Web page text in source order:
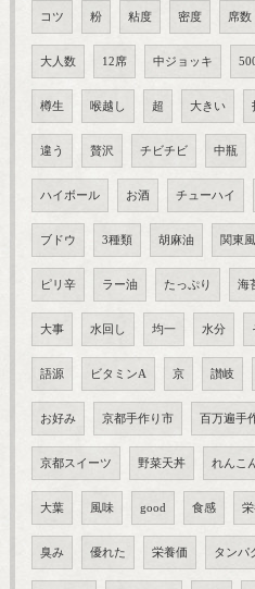
コツ 粉 粘度 密度 席数
大人数 12席 中ジョッキ
樽生 喉越し 超 大きい
違う 贅沢 チビチビ 中瓶
ハイボール お酒 チューハイ
ブドウ 3種類 胡麻油 関東風
ピリ辛 ラー油 たっぷり 海
大事 水回し 均一 水分
語源 ビタミンA 京 讃岐
お好み 京都手作り市 百万遍手
京都スイーツ 野菜天丼 れんこ
大葉 風味 good 食感 栄
臭み 優れた 栄養価 タンパ